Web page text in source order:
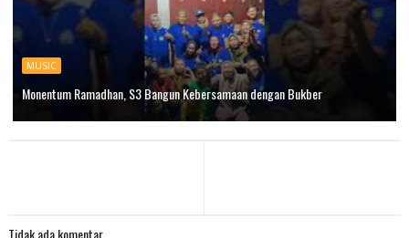
MUSIC
Monentum Ramadhan, S3 Bangun Kebersamaan dengan Bukber
Tidak ada komentar